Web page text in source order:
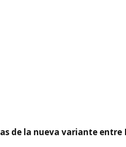
de la nueva variante entre